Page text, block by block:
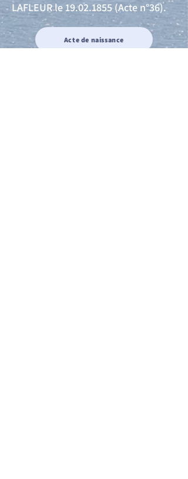
LAFLEUR le19.02.1855(Acte n°36).
Acte de naissance